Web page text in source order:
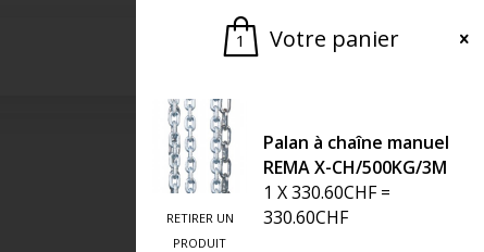
Demander une offre
1 Votre panier
RETIRER UN
PRODUIT
Palan à chaîne manuel
REMA X-CH/500KG/3M
1 X330.60CHF =
330.60CHF